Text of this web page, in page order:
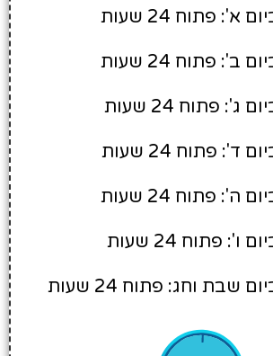
פתוח 24 שעות
פתוח 24 שעות
פתוח 24 שעות
פתוח 24 שעות
פתוח 24 שעות
פתוח 24 שעות
וחג: פתוח 24 שעות